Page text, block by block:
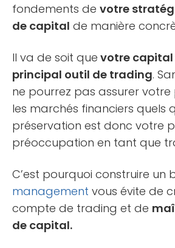
fondements de votre
de capital de manière
Il va de soit que votre
principal outil de trading.
ne pourrez pas assurer votre
les marchés financiers quels
préservation est donc votre
préoccupation en tant que
C’est pourquoi construire un
management vous évite de
compte de trading et de
de capital.